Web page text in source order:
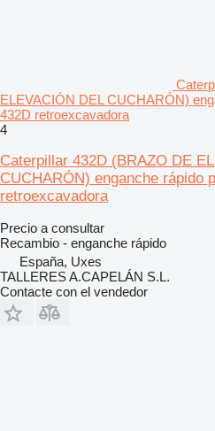
ELEVACIÓN DEL CUCHARÓN)
432D retroexcavadora
4
Caterpillar 432D (BRAZO DE
CUCHARÓN) enganche rápido
retroexcavadora
Precio a consultar
Recambio - enganche rápido
España, Uxes
TALLERES A.CAPELÁN S.L.
Contacte con el vendedor